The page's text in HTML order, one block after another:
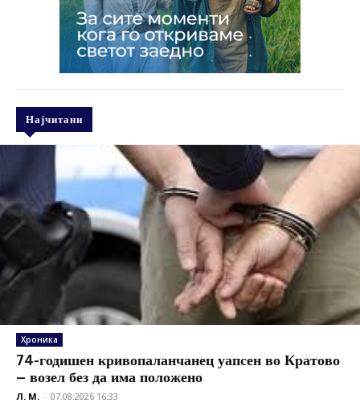
Најчитани
Хроника
74-годишен кривопаланчанец уапсен во Кратово
– возел без да има положено
Л. М. - 07.08.2026 16:33